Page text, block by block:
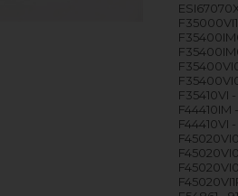
F35410VI -
F44410IM
F44410VI